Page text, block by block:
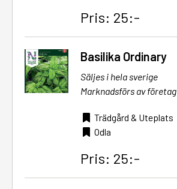
Pris: 25:-
Basilika Ordinary
Säljes i hela sverige
Marknadsförs av företag
Trädgård & Uteplats
Odla
Pris: 25:-